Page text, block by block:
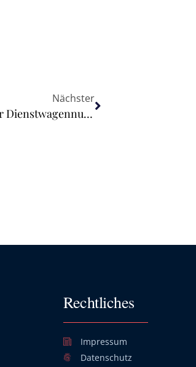
Nächster
Wirksamkeit einer Freistellungsklausel – Widerruf der Dienstwagennutzung
Rechtliches
Impressum
Datenschutz